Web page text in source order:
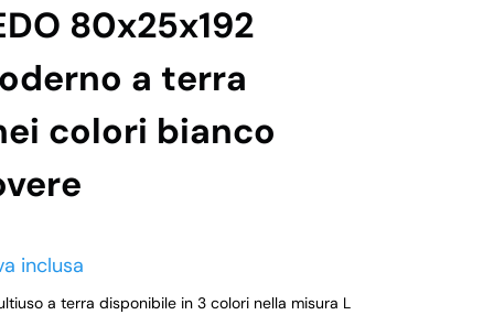
80x25x192
a terra
colori bianco
inclusa
a terra disponibile in 3 colori nella misura L